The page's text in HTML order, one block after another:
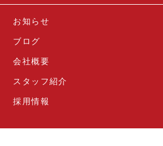
お知らせ
ブログ
会社概要
スタッフ紹介
採用情報